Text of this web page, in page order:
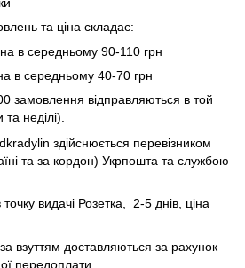
та ціна складає:
в середньому 90-110 грн
в середньому 40-70 грн
замовлення відправляються в той
неділі).
здійснюється перевізником
та за кордон) Укрпошта та службою
видачі Розетка, 2-5 днів, ціна
взуттям доставляються за рахунок
передоплати.